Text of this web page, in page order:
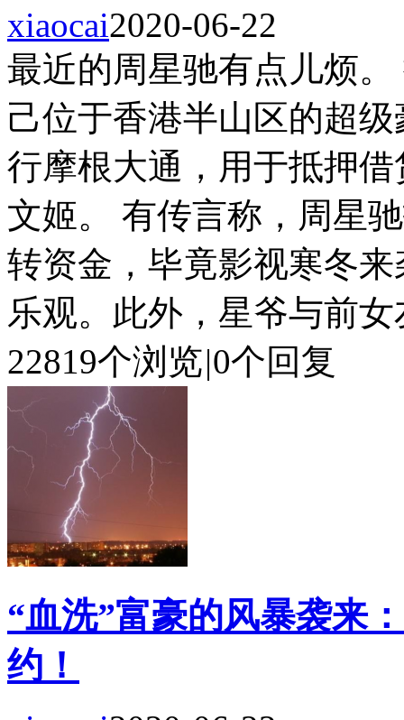
xiaocai2020-06-22
最近的周星驰有点儿烦
己位于香港半山区的超
行摩根大通，用于抵押
文姬。 有传言称，周星
转资金，毕竟影视寒冬
乐观。此外，星爷与前
22819个浏览|0个回复
“血洗”富豪的风暴袭来
约！